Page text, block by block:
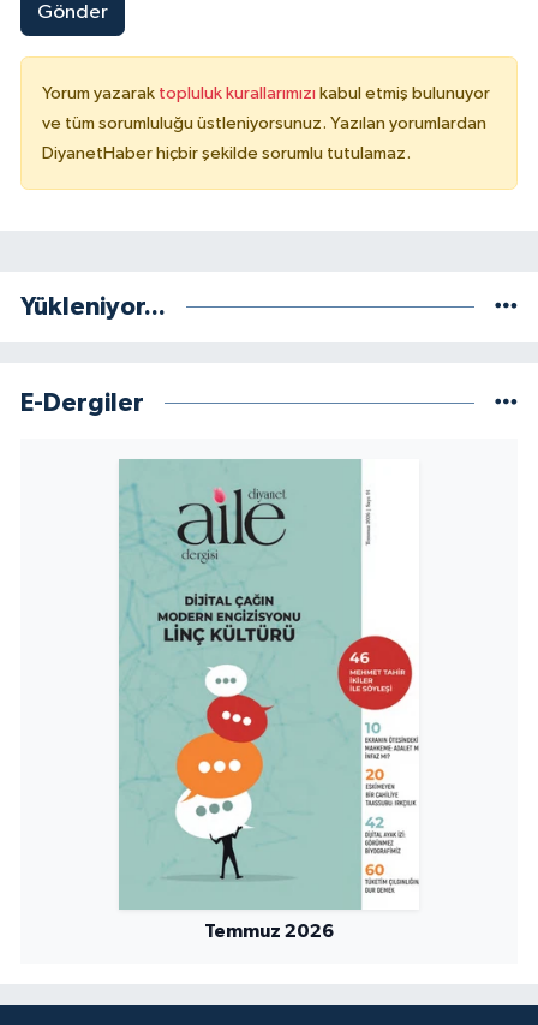
Gönder
Yorum yazarak topluluk kurallarımızı kabul etmiş bulunuyor
ve tüm sorumluluğu üstleniyorsunuz. Yazılan yorumlardan
DiyanetHaber hiçbir şekilde sorumlu tutulamaz.
Yükleniyor...
E-Dergiler
Temmuz 2026
Mardin Müftülüğü
Mersin Müftülüğü
Muğla Müftülüğü
Ordu Müftülüğü
Osmaniye Müftülüğü
Rize Müftülüğü
Sakarya Müftülüğü
Samsun Müftülüğü
Siirt Müftülüğü
Sinop Müftülüğü
Sivas Müftülüğü